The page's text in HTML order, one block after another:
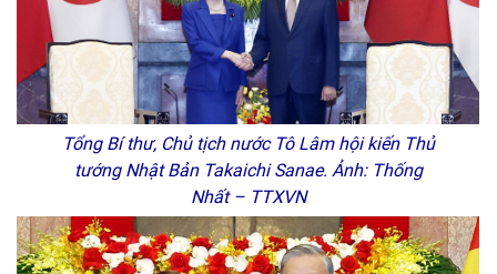
Tổng Bí thư, Chủ tịch nước Tô Lâm hội kiến Thủ
tướng Nhật Bản Takaichi Sanae. Ảnh: Thống
Nhất – TTXVN